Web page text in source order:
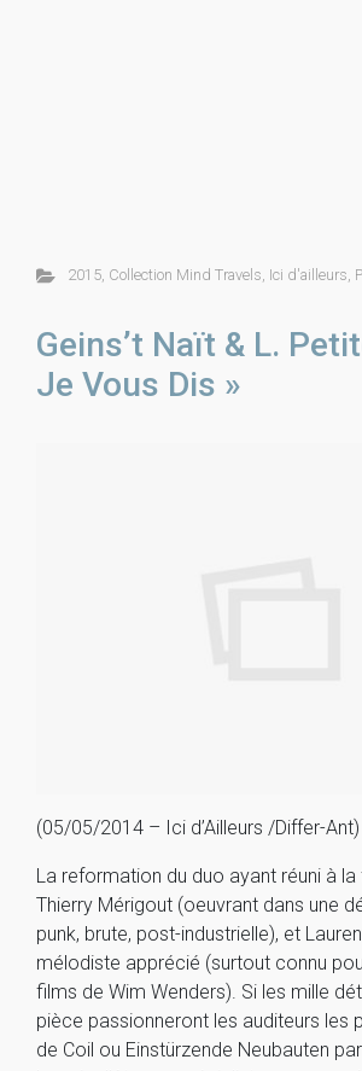
2015, Collection Mind Travels, Ici d'ailleurs,
Geins’t Naït & L.
Je Vous Dis »
(05/05/2014 – Ici d’Ailleurs /Differ-Ant)
La reformation du duo ayant réuni à la
Thierry Mérigout (oeuvrant dans une
punk, brute, post-industrielle), et
mélodiste apprécié (surtout connu
films de Wim Wenders). Si les mille
pièce passionneront les auditeurs les
de Coil ou Einstürzende Neubauten